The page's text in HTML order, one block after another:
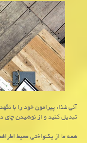
آنی غذا: پیرامون خود را با
تبدیل كنید و از نوشیدن چای
همه ما از یکنواختی محیط